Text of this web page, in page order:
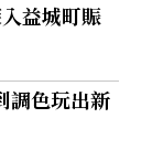
益城町賑
調色玩出新